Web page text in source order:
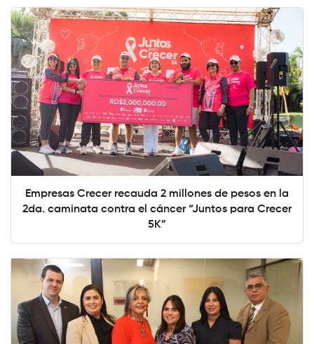
Empresas Crecer recauda 2 millones de pesos en la
2da. caminata contra el cáncer “Juntos para Crecer
5K”